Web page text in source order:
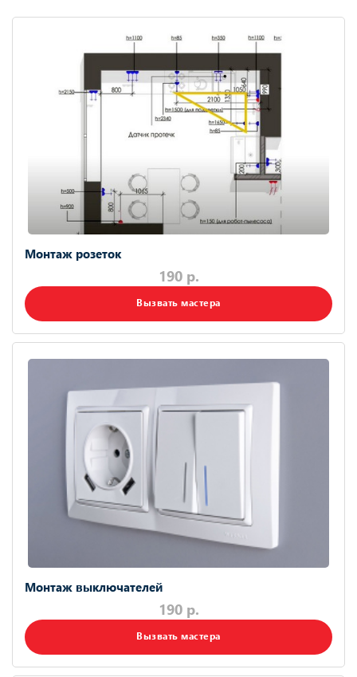
Монтаж розеток
190 р.
Вызвать мастера
Монтаж выключателей
190 р.
Вызвать мастера